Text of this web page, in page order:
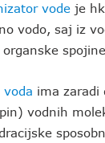
vode je
vodo, saj iz
voda ima zaradi
vodnih